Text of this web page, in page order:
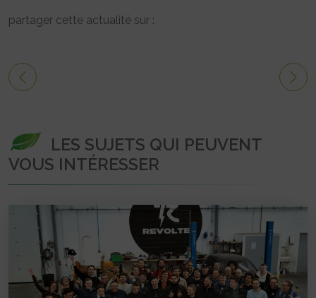
partager cette actualité sur :
LES SUJETS QUI PEUVENT
VOUS INTÉRESSER